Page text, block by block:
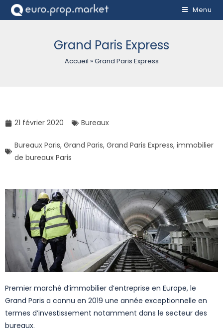
Menu
Grand Paris Express
Accueil »Grand Paris Express
21 février 2020 Bureaux
Bureaux Paris, Grand Paris, Grand Paris Express, immobilier
de bureaux Paris
Premier marché d’immobilier d’entreprise en Europe, le
Grand Paris a connu en 2019 une année exceptionnelle en
termes d’investissement notamment dans le secteur des
bureaux.